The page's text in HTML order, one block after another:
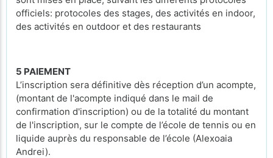
officiels: protocoles des stages, des activités en indoor,
des activités en outdoor et des restaurants
5 PAIEMENT
L’inscription sera définitive dès réception d’un acompte,
(montant de l'acompte indiqué dans le mail de
confirmation d'inscription) ou de la totalité du montant
de l'inscription, sur le compte de l’école de tennis ou en
liquide auprès du responsable de l’école (Alexoaia
Andrei).